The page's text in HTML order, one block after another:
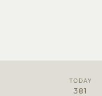
TODAY
381